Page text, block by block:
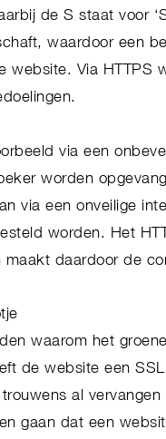
de S staat voor
waardoor een
website. Via HTTPS
via een
worden
via een onveilige
worden. Het
daardoor de
waarom het
de website een
al
gaan dat een